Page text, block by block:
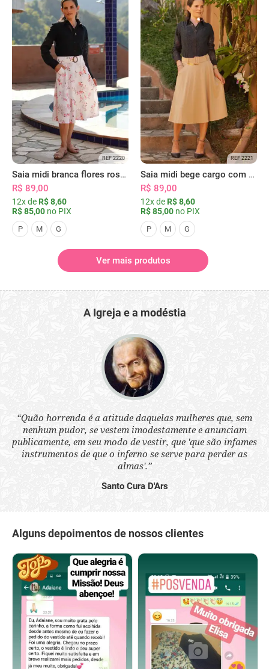
REF 2220
Saia midi branca flores rosas com bolsos
R$ 89,00
12x de R$ 8,60
R$ 85,00 no PIX
P M G
REF 2221
Saia midi bege cargo com bolsos
R$ 89,00
12x de R$ 8,60
R$ 85,00 no PIX
P M G
Ver mais produtos
A Igreja e a modéstia
“Quão horrenda é a atitude daquelas mulheres que, sem
nenhum pudor, se vestem imodestamente e anunciam
publicamente, em seu modo de vestir, que 'que são infames
instrumentos de que o inferno se serve para perder as
almas'.”
Santo Cura D'Ars
Alguns depoimentos de nossos clientes